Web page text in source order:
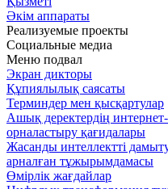
Әкім аппараты
Реализуемые проекты
Социальные медиа
Меню подвал
Экран дикторы
Құпиялылық саясаты
Терминдер мен қысқартулар
Ашық деректердің
орналастыру қағидалары
Жасанды интеллектті
арналған тұжырымдамасы
Өмірлік жағдайлар